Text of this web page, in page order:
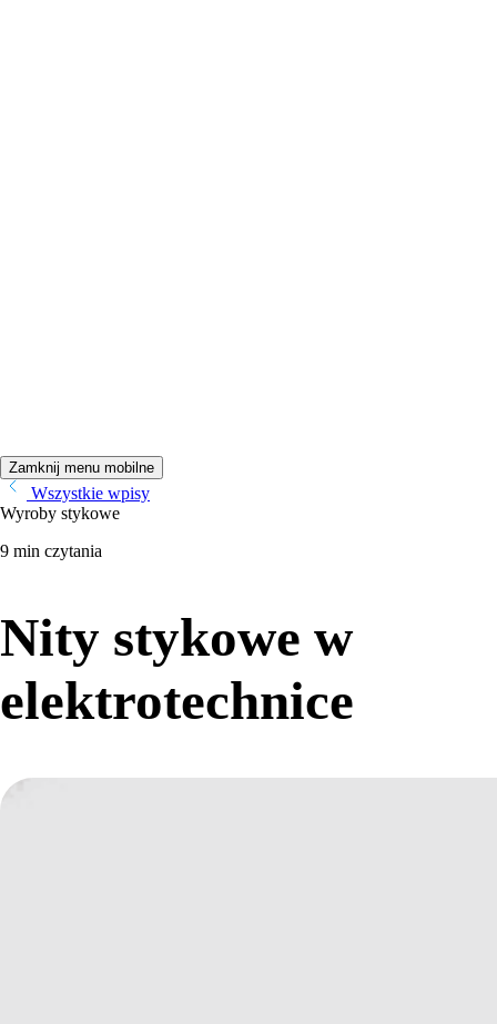
Zamknij menu mobilne
Wszystkie wpisy
Wyroby stykowe
9 min czytania
Nity stykowe w
elektrotechnice